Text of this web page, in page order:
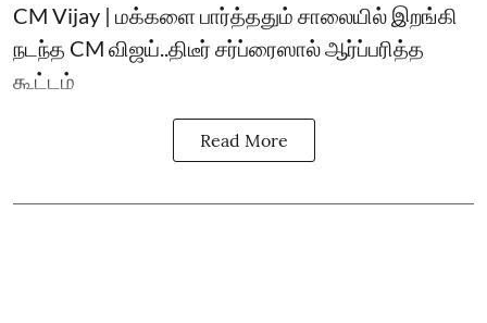
CM Vijay | மக்களை பார்த்ததும் சாலையில் இறங்கி
நடந்த CM விஜய்..திடீர் சர்ப்ரைஸால் ஆர்ப்பரித்த
கூட்டம்
Read More